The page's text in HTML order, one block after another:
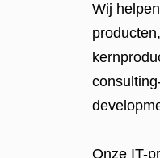
Wij
Onze IT-